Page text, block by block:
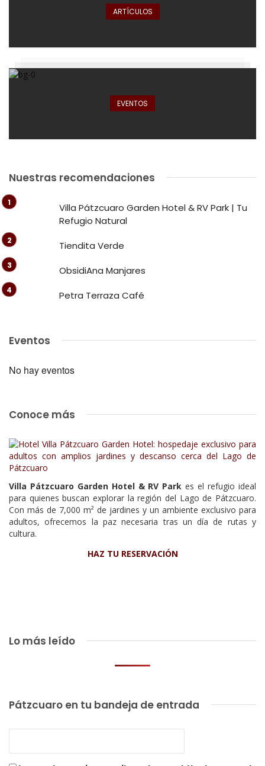
ARTÍCULOS
EVENTOS
Nuestras recomendaciones
Villa Pátzcuaro Garden Hotel & RV Park | Tu
Refugio Natural
Tiendita Verde
ObsidiAna Manjares
Petra Terraza Café
Eventos
No hay eventos
Conoce más
Villa Pátzcuaro Garden Hotel & RV Park es el refugio ideal
para quienes buscan explorar la región del Lago de Pátzcuaro.
Con más de 7,000 m² de jardines y un ambiente exclusivo para
adultos, ofrecemos la paz necesaria tras un día de rutas y
cultura.
HAZ TU RESERVACIÓN
Lo más leído
Pátzcuaro en tu bandeja de entrada